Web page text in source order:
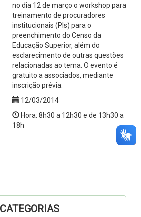
no dia 12 de março o workshop para
treinamento de procuradores
institucionais (PIs) para o
preenchimento do Censo da
Educação Superior, além do
esclarecimento de outras questões
relacionadas ao tema. O evento é
gratuito a associados, mediante
inscrição prévia.
12/03/2014
Hora: 8h30 a 12h30 e de 13h30 a
18h
CATEGORIAS